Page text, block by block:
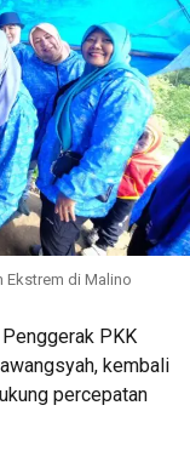
Ekstrem di Malino
PKK
kembali
percepatan